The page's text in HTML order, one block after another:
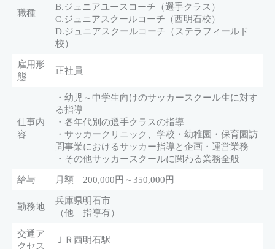
職種
B.ジュニアユースコーチ（選手クラス）
C.ジュニアスクールコーチ（西明石校）
D.ジュニアスクールコーチ（ステラフィールド
校）
雇用形
態
正社員
仕事内
容
・幼児～中学生向けのサッカースクール生に対す
る指導
・各年代別の選手クラスの指導
・サッカークリニック、学校・幼稚園・保育園訪
問事業におけるサッカー指導と企画・運営業務
・その他サッカースクールに関わる業務全般
給与 月額 200,000円～350,000円
勤務地
兵庫県明石市
（他 指導有）
交通ア
クセス
ＪＲ西明石駅